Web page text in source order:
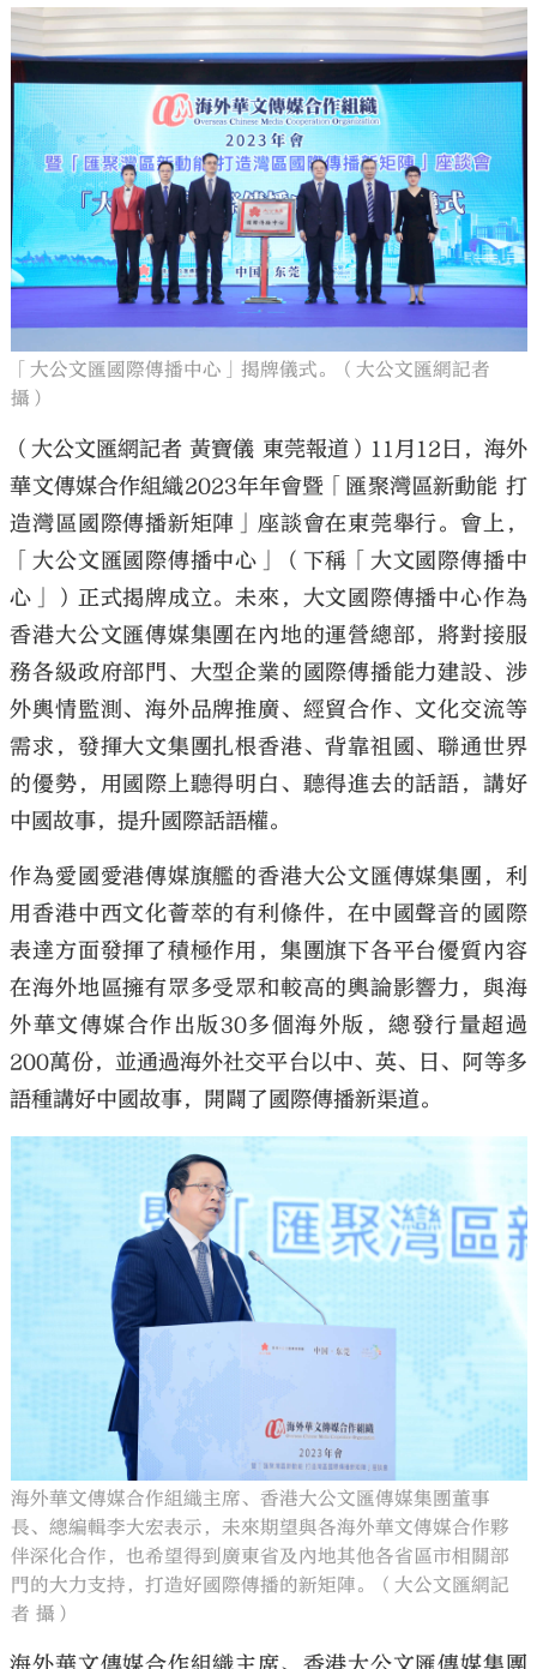
「大公文匯國際傳播中心」揭牌儀式。（大公文匯網記者
攝）
（大公文匯網記者 黃寶儀 東莞報道）11月12日，海外
華文傳媒合作組織2023年年會暨「匯聚灣區新動能 打
造灣區國際傳播新矩陣」座談會在東莞舉行。會上，
「大公文匯國際傳播中心」（下稱「大文國際傳播中
心」）正式揭牌成立。未來，大文國際傳播中心作為
香港大公文匯傳媒集團在內地的運營總部，將對接服
務各級政府部門、大型企業的國際傳播能力建設、涉
外輿情監測、海外品牌推廣、經貿合作、文化交流等
需求，發揮大文集團扎根香港、背靠祖國、聯通世界
的優勢，用國際上聽得明白、聽得進去的話語，講好
中國故事，提升國際話語權。
作為愛國愛港傳媒旗艦的香港大公文匯傳媒集團，利
用香港中西文化薈萃的有利條件，在中國聲音的國際
表達方面發揮了積極作用，集團旗下各平台優質內容
在海外地區擁有眾多受眾和較高的輿論影響力，與海
外華文傳媒合作出版30多個海外版，總發行量超過
200萬份，並通過海外社交平台以中、英、日、阿等多
語種講好中國故事，開闢了國際傳播新渠道。
海外華文傳媒合作組織主席、香港大公文匯傳媒集團董事
長、總編輯李大宏表示，未來期望與各海外華文傳媒合作夥
伴深化合作，也希望得到廣東省及內地其他各省區市相關部
門的大力支持，打造好國際傳播的新矩陣。（大公文匯網記
者 攝）